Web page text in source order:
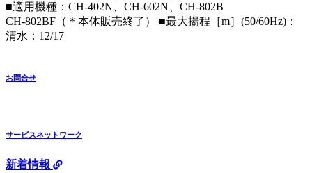
■適用機種：CH-402N、CH-602N、CH-802B
CH-802BF（＊本体販売終了） ■最大揚程［m］(50/60Hz)：
清水：12/17
お問合せ
サービスネットワーク
新着情報